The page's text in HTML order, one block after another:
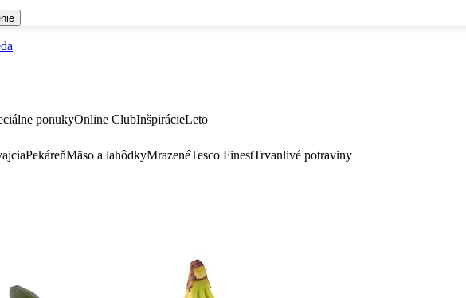
ponukyOnline ClubInšpirácieLeto
PekáreňMäso a lahôdkyMrazenéTesco FinestTrvanlivé potraviny